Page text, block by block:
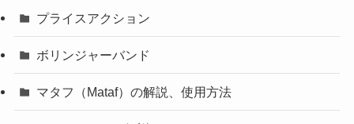
プライスアクション
ボリンジャーバンド
マタフ（Mataf）の解説、使用方法